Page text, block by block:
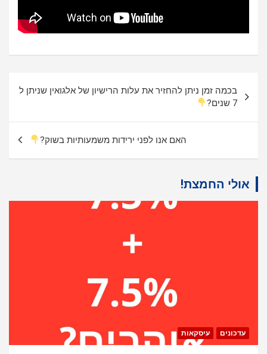
בכמה זמן ניתן להחזיר את עלות הרישיון של אלגואין שניתן ל
7 שנים?
האם אנו לפני ירידות משמעותיות בשוק?
אולי החמצת!
עדכונים עיסקאות